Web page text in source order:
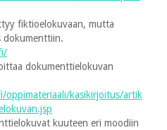
fiktioelokuvaan, mutta
dokumenttiin.
dokumenttielokuvan
oppimateriaali/kasikirjoitus/artik
kuuteen eri moodiin